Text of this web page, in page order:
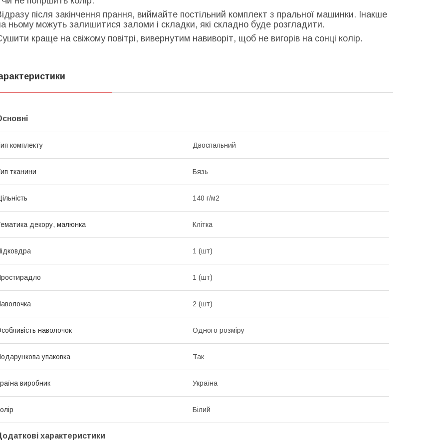
після закінчення прання, виймайте постільний комплект з пральної машинки. Інакше
ньому можуть залишитися заломи і складки, які складно буде розгладити.
краще на свіжому повітрі, вивернутим навиворіт, щоб не вигорів на сонці колір.
комплекту Двоспальний
тканини Бязь
140 г/м2
декору, малюнка Клітка
1 (шт)
1 (шт)
2 (шт)
наволочок Одного розміру
упаковка Так
виробник Україна
Білий
характеристики